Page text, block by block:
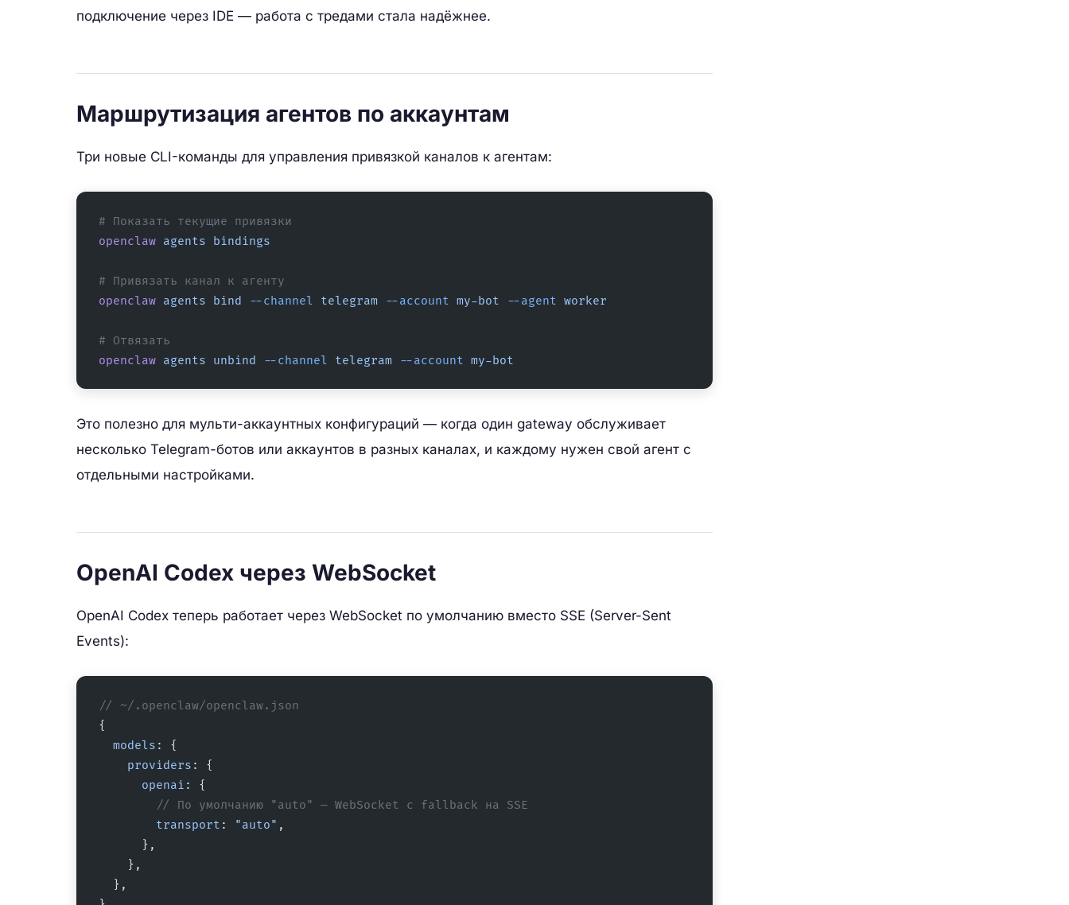
подключение через IDE — работа с тредами стала надёжнее.
Маршрутизация агентов по аккаунтам
Три новые CLI-команды для управления привязкой каналов к агентам:
# Показать текущие привязки
openclaw agents bindings
# Привязать канал к агенту
openclaw agents bind --channel telegram --account my-bot --agent worker
# Отвязать
openclaw agents unbind --channel telegram --account my-bot
Это полезно для мульти-аккаунтных конфигураций — когда один gateway обслуживает
несколько Telegram-ботов или аккаунтов в разных каналах, и каждому нужен свой агент с
отдельными настройками.
OpenAI Codex через WebSocket
OpenAI Codex теперь работает через WebSocket по умолчанию вместо SSE (Server-Sent
Events):
// ~/.openclaw/openclaw.json
{
  models
: {
    providers
: {
      openai
: {
        // По умолчанию "auto" — WebSocket с fallback на SSE
        transport
: "auto" ,
      },
    },
  },